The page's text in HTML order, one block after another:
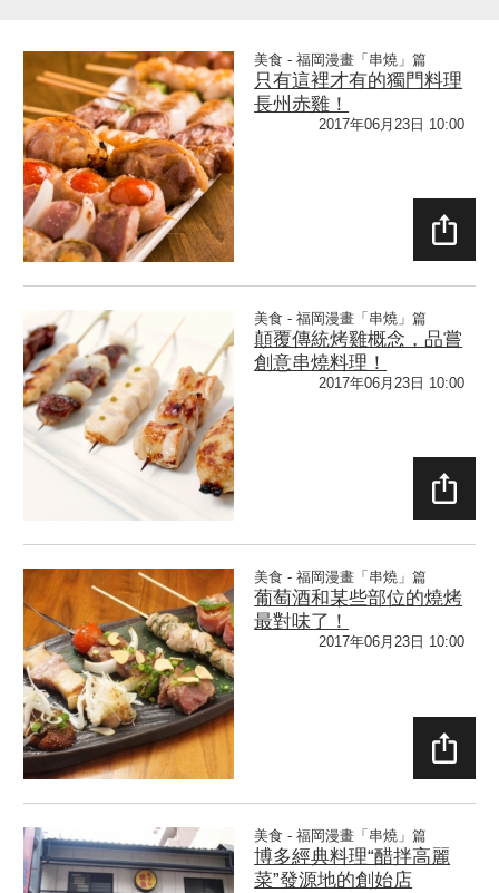
美食 - 福岡漫畫「串燒」篇
只有這裡才有的獨門料理
長州赤雞！
2017年06月23日 10:00
美食 - 福岡漫畫「串燒」篇
顛覆傳統烤雞概念，品嘗
創意串燒料理！
2017年06月23日 10:00
美食 - 福岡漫畫「串燒」篇
葡萄酒和某些部位的燒烤
最對味了！
2017年06月23日 10:00
美食 - 福岡漫畫「串燒」篇
博多經典料理“醋拌高麗
菜”發源地的創始店